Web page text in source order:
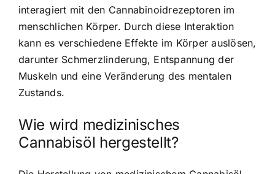
interagiert mit den Cannabinoidrezeptoren im
menschlichen Körper. Durch diese Interaktion
kann es verschiedene Effekte im Körper auslösen,
darunter Schmerzlinderung, Entspannung der
Muskeln und eine Veränderung des mentalen
Zustands.
Wie wird medizinisches
Cannabisöl hergestellt?